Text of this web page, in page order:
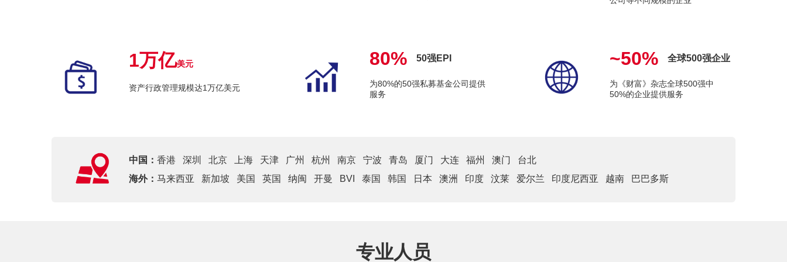
1万亿美元
资产行政管理规模达1万亿美元
80% 50强EPI
为80%的50强私募基金公司提供
服务
~50% 全球500强企业
为《财富》杂志全球500强中
50%的企业提供服务
中国： 香港 深圳 北京 上海 天津 广州 杭州 南京 宁波 青岛 厦门 大连 福州 澳门
台北
海外： 马来西亚 新加坡 美国 英国 纳闽 开曼 BVI 泰国 韩国 日本 澳洲 印度 汶莱 爱尔兰 印度尼西亚 越南 巴巴多斯
专业人员